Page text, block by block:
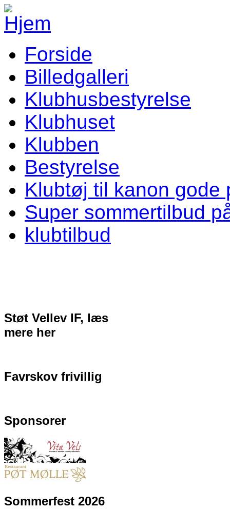
Gå til hovedindhold
Vellev IF Menu
Forside
Billedgalleri
Klubhusbestyrelse
Klubhuset
Klubben
Bestyrelse
Klubtøj til kanon gode
Super sommertilbud
klubtilbud
Støt Vellev IF, læs
mere her
Favrskov frivillig
Sponsorer
Sommerfest 2026